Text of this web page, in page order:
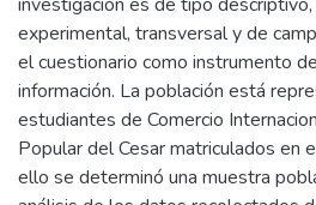
experimental, transversal y de
el cuestionario como instrumento
información. La población está
estudiantes de Comercio
Popular del Cesar matriculados en
ello se determinó una muestra